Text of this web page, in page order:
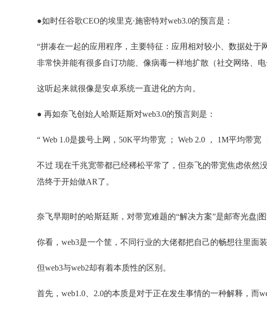
●如时任谷歌CEO的埃里克·施密特对web3.0的预言是：
“拼凑在一起的应用程序，主要特征：应用相对较小、数据处
非常快并能有很多自订功能、像病毒一样地扩散（社交网络、
这听起来就很像是安卓系统一直进化的方向。
● 再如奈飞创始人哈斯廷斯对web3.0的预言则是：
“ Web 1.0是拨号上网，50K平均带宽 ； Web 2.0 ， 1M平均带
不过 现在千兆宽带都已经稀松平常了，但奈飞的带宽焦虑依然
浩终于开始做AR了。
奈飞早期时的哈斯廷斯，对带宽难题的“解决方案”是邮寄光盘|
你看，web3是一个筐，不同行业的大佬都把自己的畅想往里面装
但web3与web2却有着本质性的区别。
首先，web1.0、2.0的本质是对于正在发生事情的一种解释，而